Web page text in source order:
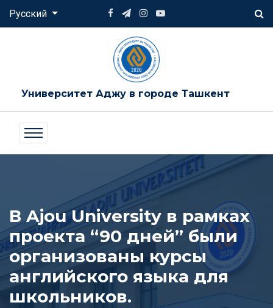
Русский
Университет Аджу в городе Ташкент
В Ajou University в рамках
проекта “90 дней” были
организованы курсы
английского языка для
школьников.